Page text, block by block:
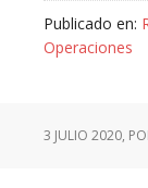
Publicado en:
Operaciones
3 JULIO 2020,